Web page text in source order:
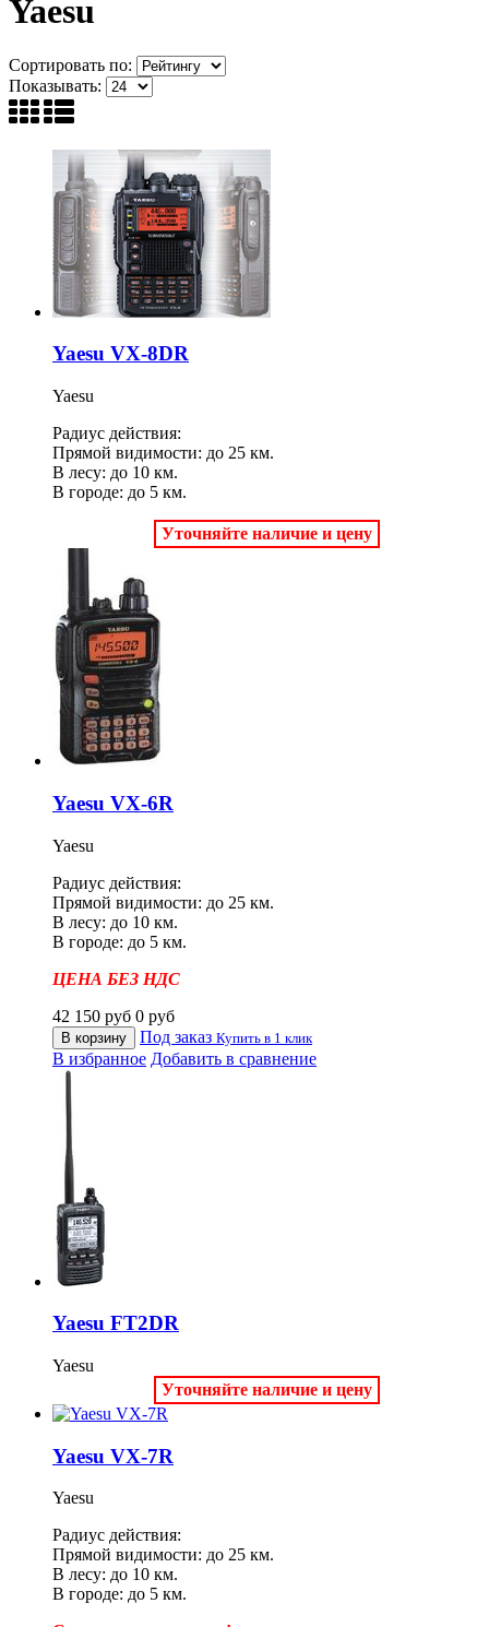
Yaesu
Сортировать по:
Показывать:
Yaesu VX-8DR
Yaesu
Радиус действия:
Прямой видимости: до 25 км.
В лесу: до 10 км.
В городе: до 5 км.
Уточняйте наличие и цену
Yaesu VX-6R
Yaesu
Радиус действия:
Прямой видимости: до 25 км.
В лесу: до 10 км.
В городе: до 5 км.
ЦЕНА БЕЗ НДС
42 150 руб 0 руб
В корзину Под заказ Купить в 1 клик
В избранное Добавить в сравнение
Yaesu FT2DR
Yaesu
Уточняйте наличие и цену
Yaesu VX-7R
Yaesu
Радиус действия:
Прямой видимости: до 25 км.
В лесу: до 10 км.
В городе: до 5 км.